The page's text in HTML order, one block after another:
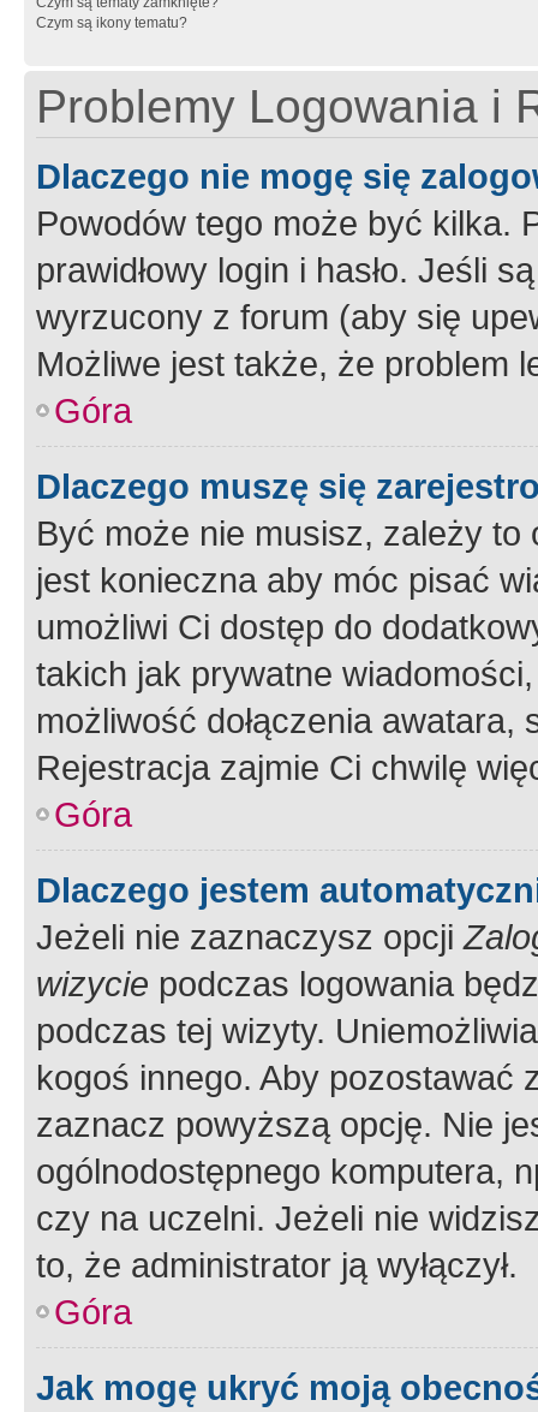
Czym są ikony tematu?
Problemy Logowania i
Dlaczego nie mogę się
Powodów tego może być kilka.
prawidłowy login i hasło. Jeśli
wyrzucony z forum (aby się
Możliwe jest także, że problem
Góra
Dlaczego muszę się
Być może nie musisz, zależy
jest konieczna aby móc pisać
umożliwi Ci dostęp do
takich jak prywatne
możliwość dołączenia
Rejestracja zajmie Ci chwilę
Góra
Dlaczego jestem
Jeżeli nie zaznaczysz opcji
wizycie podczas logowania
podczas tej wizyty.
kogoś innego. Aby pozostawać
zaznacz powyższą opcję. Nie
ogólnodostępnego komputera,
czy na uczelni. Jeżeli nie
to, że administrator ją wyłączył.
Góra
Jak mogę ukryć moją